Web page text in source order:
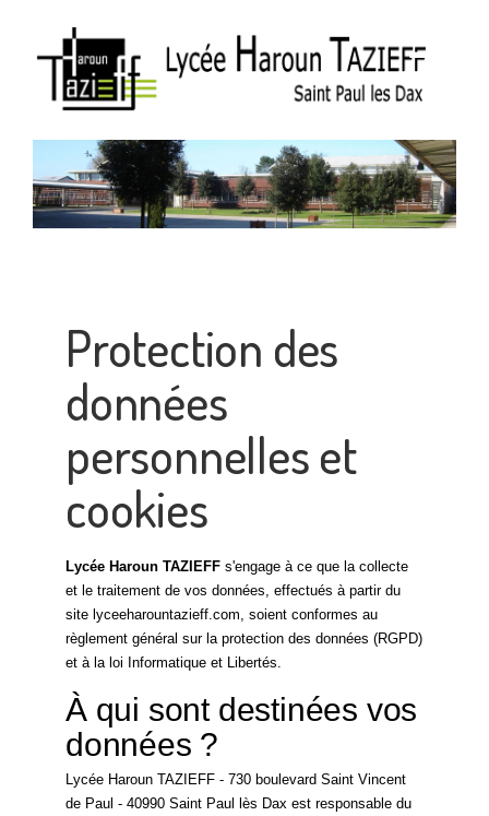
Protection des
données
personnelles et
cookies
Lycée Haroun TAZIEFF s'engage à ce que la collecte
et le traitement de vos données, effectués à partir du
site lyceeharountazieff.com, soient conformes au
règlement général sur la protection des données (RGPD)
et à la loi Informatique et Libertés.
À qui sont destinées vos
données ?
Lycée Haroun TAZIEFF - 730 boulevard Saint Vincent
de Paul - 40990 Saint Paul lès Dax est responsable du